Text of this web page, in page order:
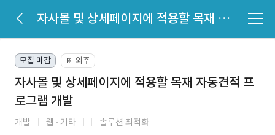
자사몰 및 상세페이지에 적용할 목재 자동견적 프로그램 개발
모집 마감 📔 외주
자사몰 및 상세페이지에 적용할 목재 자동견적 프
로그램 개발
개발 웹 기타 솔루션 최적화